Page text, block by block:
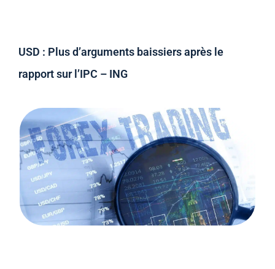
USD : Plus d’arguments baissiers après le
rapport sur l’IPC – ING